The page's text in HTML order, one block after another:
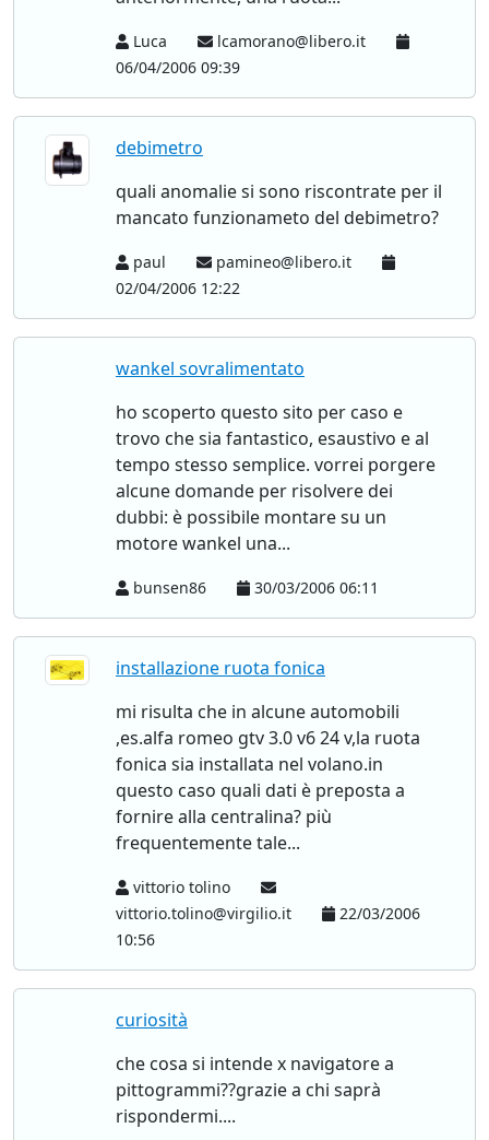
Luca
lcamorano@libero.it
06/04/2006 09:39
debimetro
quali anomalie si sono riscontrate per il
mancato funzionameto del debimetro?
paul
pamineo@libero.it
02/04/2006 12:22
wankel sovralimentato
ho scoperto questo sito per caso e
trovo che sia fantastico, esaustivo e al
tempo stesso semplice. vorrei porgere
alcune domande per risolvere dei
dubbi: è possibile montare su un
motore wankel una...
bunsen86 30/03/2006 06:11
installazione ruota fonica
mi risulta che in alcune automobili
,es.alfa romeo gtv 3.0 v6 24 v,la ruota
fonica sia installata nel volano.in
questo caso quali dati è preposta a
fornire alla centralina? più
frequentemente tale...
vittorio tolino
vittorio.tolino@virgilio.it
22/03/2006
10:56
curiosità
che cosa si intende x navigatore a
pittogrammi??grazie a chi saprà
rispondermi....